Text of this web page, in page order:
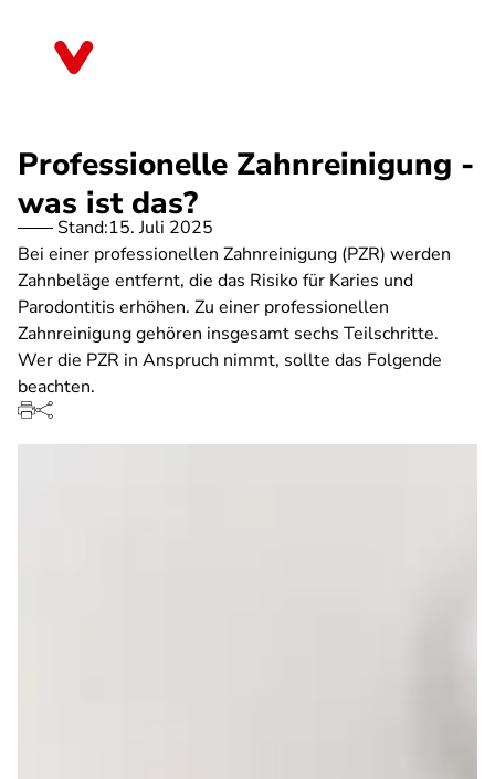
Professionelle Zahnreinigung -
was ist das?
Stand:15. Juli 2025
Bei einer professionellen Zahnreinigung (PZR) werden
Zahnbeläge entfernt, die das Risiko für Karies und
Parodontitis erhöhen. Zu einer professionellen
Zahnreinigung gehören insgesamt sechs Teilschritte.
Wer die PZR in Anspruch nimmt, sollte das Folgende
beachten.